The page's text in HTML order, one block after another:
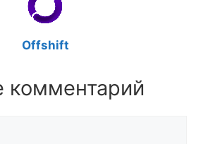
Offshift
комментарий